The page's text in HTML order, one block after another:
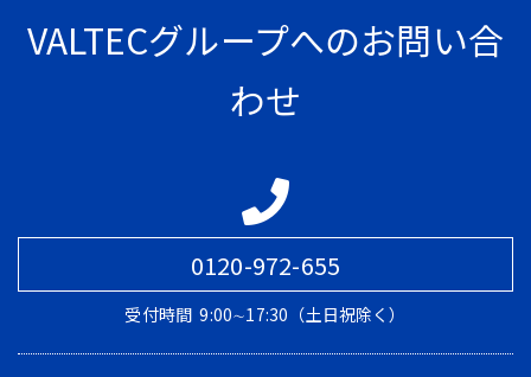
VALTECグループへのお問い合
わせ
0120-972-655
受付時間 9:00∼17:30（土日祝除く）